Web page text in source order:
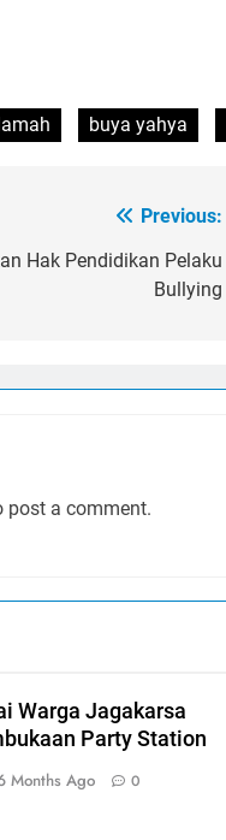
buya yahya
Previous:
Hak Pendidikan Pelaku
Bullying
post a comment.
Warga Jagakarsa
Party Station
Months Ago 0